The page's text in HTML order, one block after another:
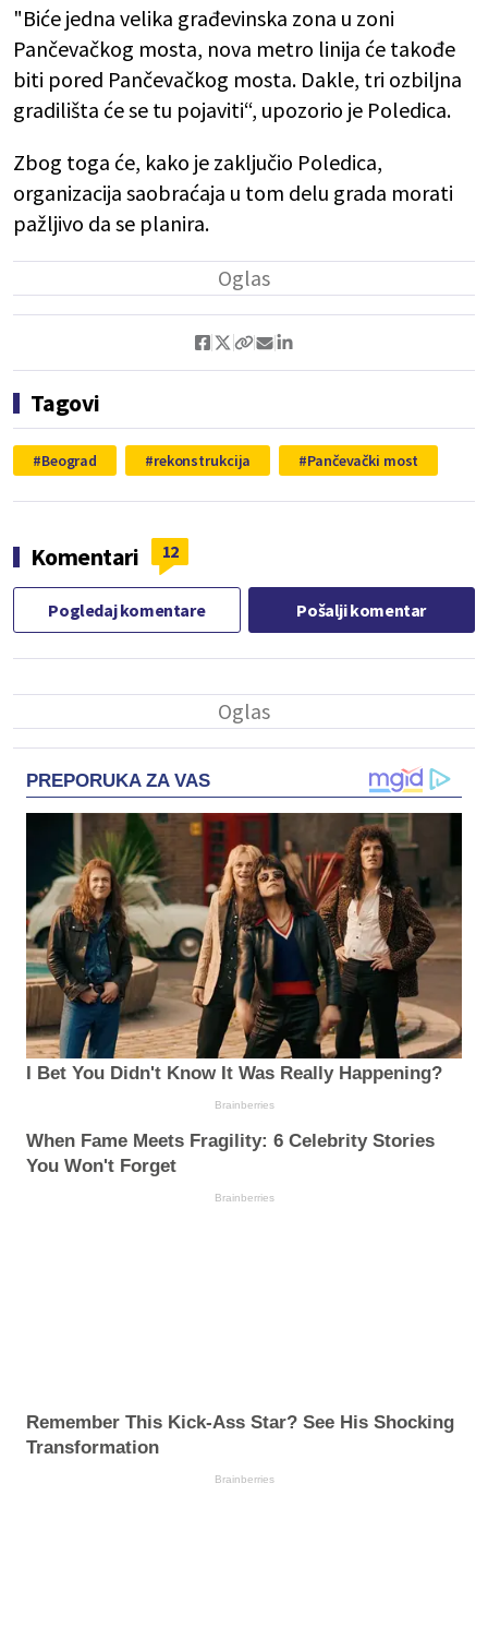
"Biće jedna velika građevinska zona u zoni
Pančevačkog mosta, nova metro linija će takođe
biti pored Pančevačkog mosta. Dakle, tri ozbiljna
gradilišta će se tu pojaviti“, upozorio je Poledica.
Zbog toga će, kako je zaključio Poledica,
organizacija saobraćaja u tom delu grada morati
pažljivo da se planira.
Tagovi
Beograd rekonstrukcija Pančevački most
Komentari 12
Pogledaj komentare Pošalji komentar
PREPORUKA ZA VAS
I Bet You Didn't Know It Was Really Happening?
Brainberries
When Fame Meets Fragility: 6 Celebrity Stories
You Won't Forget
Brainberries
Remember This Kick-Ass Star? See His Shocking
Transformation
Brainberries